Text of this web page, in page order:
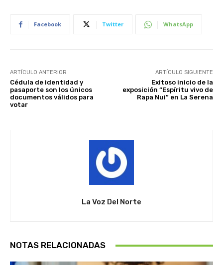
Facebook Twitter WhatsApp
ARTÍCULO ANTERIOR
Cédula de identidad y
pasaporte son los únicos
documentos válidos para
votar
ARTÍCULO SIGUIENTE
Exitoso inicio de la
exposición “Espíritu vivo de
Rapa Nui” en La Serena
La Voz Del Norte
NOTAS RELACIONADAS